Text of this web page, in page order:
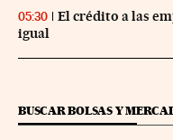
05:30
El crédito a las
igual
BUSCAR BOLSAS Y